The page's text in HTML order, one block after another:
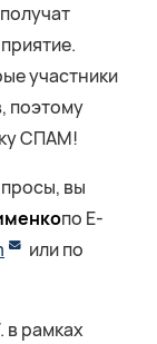
участники
поэтому
СПАМ!
вы
по E-
или по
в рамках